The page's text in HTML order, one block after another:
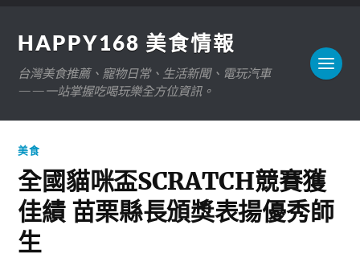
HAPPY168 美食情報
台灣美食推薦、寵物日常、生活新聞、電玩汽車
——一站掌握吃喝玩樂全方位資訊。
美食
全國貓咪盃SCRATCH競賽獲
佳績 苗栗縣長頒獎表揚優秀師
生